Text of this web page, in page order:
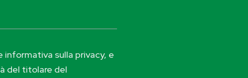
informativa sulla privacy, e
del titolare del